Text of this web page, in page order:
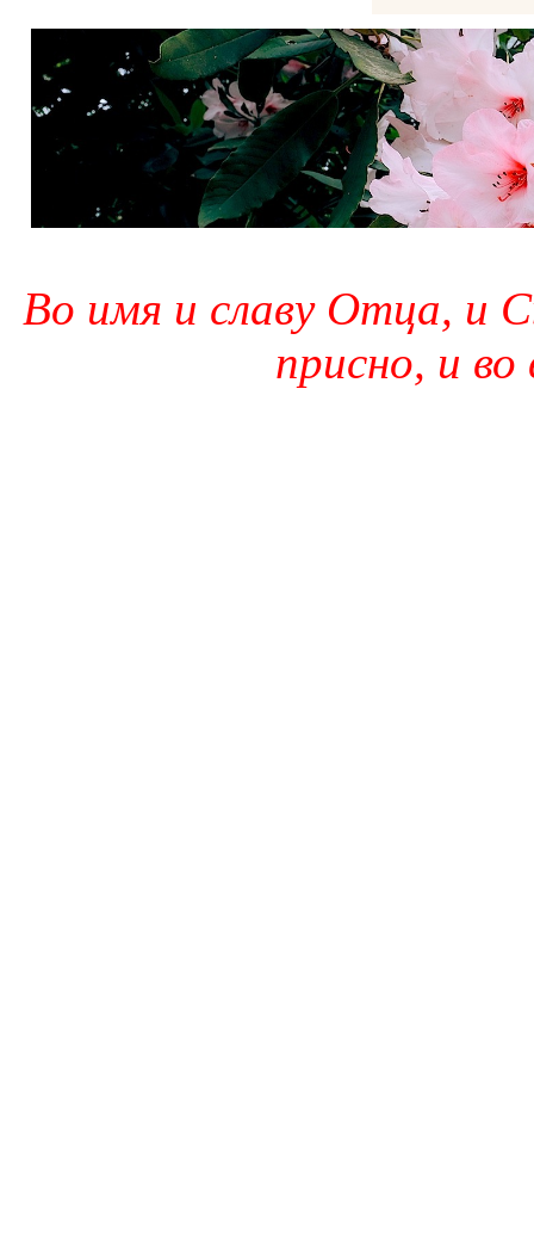
Во имя и славу Отца, и
присно, и во